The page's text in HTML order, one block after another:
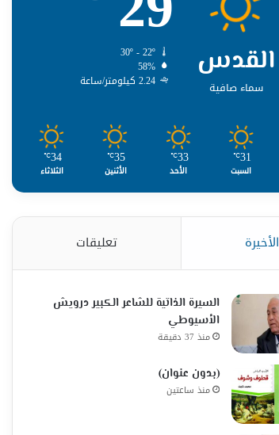
القدس
سماء صافية
30º - 22º
58%
2.24 كيلومتر/ساعة
31
℃
السبت
33
℃
الأحد
35
℃
الأثنين
34
℃
الثلاثاء
الأخيرة تعليقات
السيرة الذاتية للشاعر الكبير درويش
الأسيوطي
منذ 37 دقيقة
(بدون عنوان)
منذ ساعتين